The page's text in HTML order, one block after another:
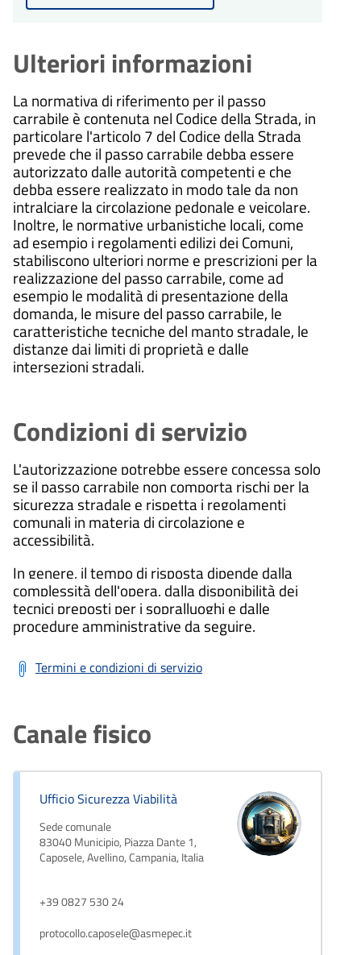
di 30 giorni dalla presentazione
giorni
di 30 giorni dalla presentazione
dell'istanza.
giorni procedimento
Il procedimento amministrativo
sarà concluso entro un massimo
di 30 giorni dalla presentazione
dell'istanza.
dall'avvio del procedimento.
30
giorni
Conclusione del
procedimento
Il procedimento amministrativo
sarà concluso entro un massimo
di 30 giorni dalla presentazione
dell'istanza.
Ulteriori informazioni
La normativa di riferimento per il passo
carrabile è contenuta nel Codice della Strada, in
particolare l'articolo 7 del Codice della Strada
prevede che il passo carrabile debba essere
autorizzato dalle autorità competenti e che
debba essere realizzato in modo tale da non
intralciare la circolazione pedonale e veicolare.
Inoltre, le normative urbanistiche locali, come
ad esempio i regolamenti edilizi dei Comuni,
stabiliscono ulteriori norme e prescrizioni per la
realizzazione del passo carrabile, come ad
esempio le modalità di presentazione della
domanda, le misure del passo carrabile, le
caratteristiche tecniche del manto stradale, le
distanze dai limiti di proprietà e dalle
intersezioni stradali.
Condizioni di servizio
L'autorizzazione potrebbe essere concessa solo
se il passo carrabile non comporta rischi per la
sicurezza stradale e rispetta i regolamenti
comunali in materia di circolazione e
accessibilità.
In genere, il tempo di risposta dipende dalla
complessità dell'opera, dalla disponibilità dei
tecnici preposti per i sopralluoghi e dalle
procedure amministrative da seguire.
Termini e condizioni di servizio
Canale fisico
Ufficio Sicurezza Viabilità
Sede comunale
83040 Municipio, Piazza Dante 1,
Caposele, Avellino, Campania, Italia
+39 0827 530 24
protocollo.caposele@asmepec.it